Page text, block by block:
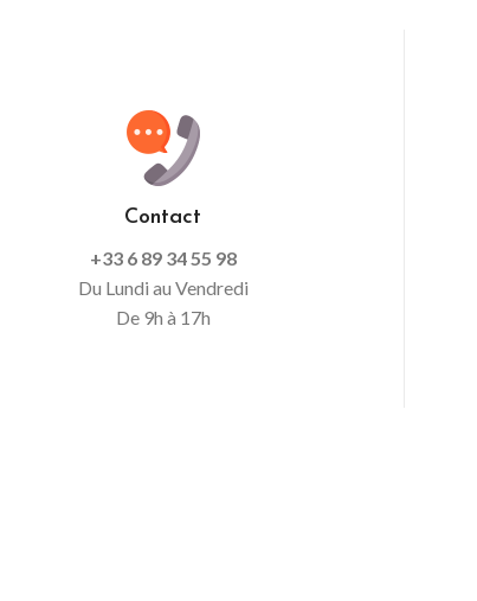
Contact
+33 6 89 34 55 98
Du Lundi au Vendredi
De 9h à 17h